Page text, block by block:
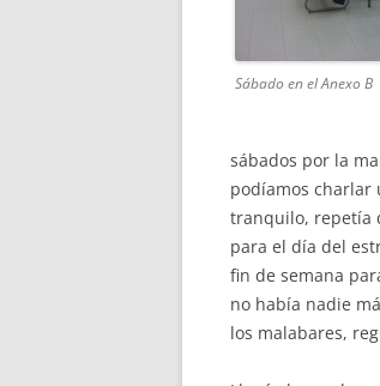
Sábado en el Anexo B
sábados por la
podíamos charlar
tranquilo, repetía
para el día del
fin de semana
no había nadie
los malabares,